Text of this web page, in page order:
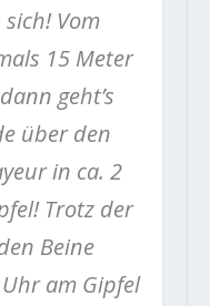
Vom
15 Meter
geht’s
über den
in ca. 2
Trotz der
Beine
am Gipfel